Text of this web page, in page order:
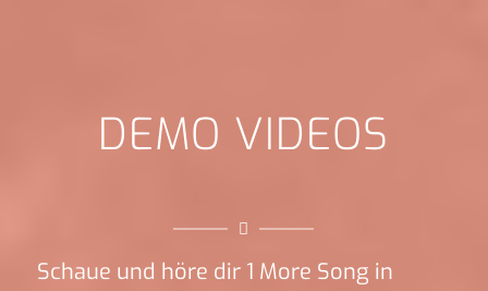
DEMO VIDEOS
Schaue und höre dir 1 More Song in